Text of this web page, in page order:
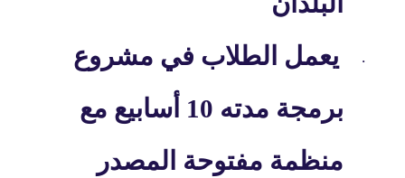
·
يعمل الطلاب في مشروع
برمجة مدته 10 أسابيع مع
منظمة مفتوحة المصدر